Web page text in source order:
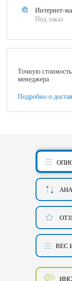
Интернет-
Под заказ
Точную
менеджера
Подробно о
ВЕС